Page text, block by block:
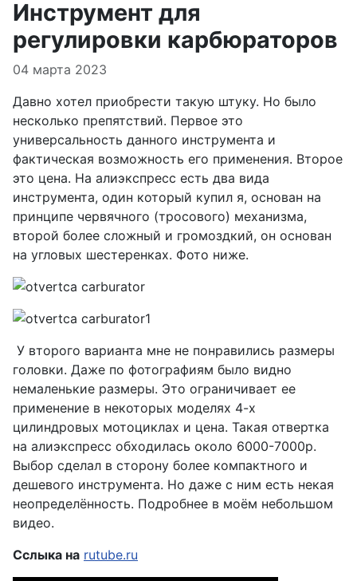
Инструмент для
регулировки карбюраторов
Информация о материале
04 марта 2023
Давно хотел приобрести такую штуку. Но было
несколько препятствий. Первое это
универсальность данного инструмента и
фактическая возможность его применения. Второе
это цена. На алиэкспресс есть два вида
инструмента, один который купил я, основан на
принципе червячного (тросового) механизма,
второй более сложный и громоздкий, он основан
на угловых шестеренках. Фото ниже.
У второго варианта мне не понравились размеры
головки. Даже по фотографиям было видно
немаленькие размеры. Это ограничивает ее
применение в некоторых моделях 4-х
цилиндровых мотоциклах и цена. Такая отвертка
на алиэкспресс обходилась около 6000-7000р.
Выбор сделал в сторону более компактного и
дешевого инструмента. Но даже с ним есть некая
неопределённость. Подробнее в моём небольшом
видео.
Сслыка на rutube.ru